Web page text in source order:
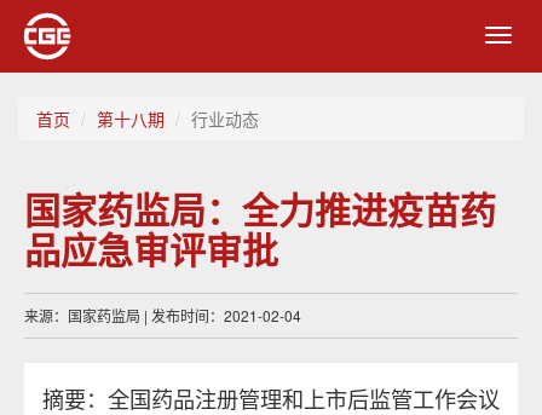
首页 第十八期 行业动态
国家药监局：全力推进疫苗药
品应急审评审批
来源：国家药监局 | 发布时间：2021-02-04
摘要：全国药品注册管理和上市后监管工作会议